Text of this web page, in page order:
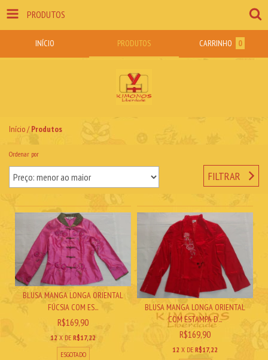
PRODUTOS
INÍCIO PRODUTOS CARRINHO 0
Início/ Produtos
Ordenar por
FILTRAR
BLUSA MANGA LONGA ORIENTAL
FÚCSIA COM ES...
R$169,90
12 X DE R$17,22
ESGOTADO
BLUSA MANGA LONGA ORIENTAL
COM ESTAMPA D...
R$169,90
12 X DE R$17,22